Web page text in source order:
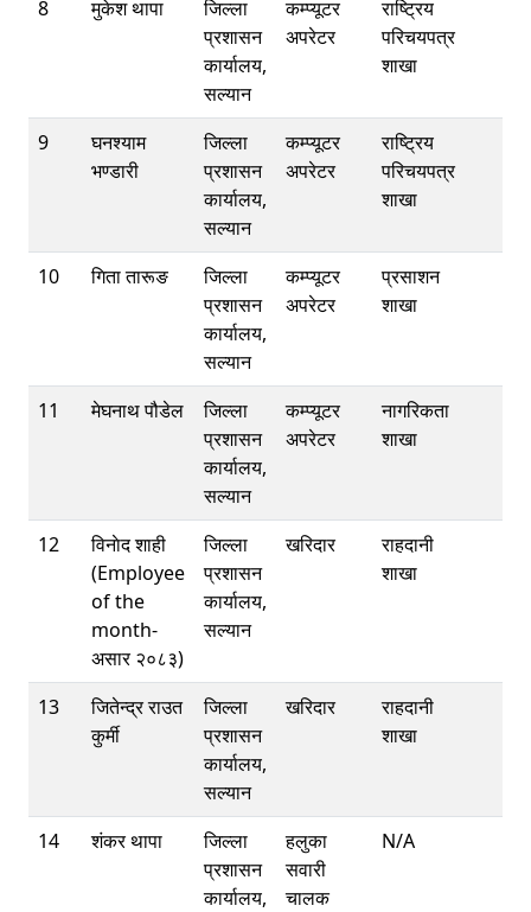
8 मुकेश थापा
जिल्ला
प्रशासन
कार्यालय,
सल्यान
कम्प्यूटर
अपरेटर
राष्ट्रिय
परिचयपत्र
शाखा
9
घनश्याम
भण्डारी
जिल्ला
प्रशासन
कार्यालय,
सल्यान
कम्प्यूटर
अपरेटर
राष्ट्रिय
परिचयपत्र
शाखा
10 गिता तारूङ
जिल्ला
प्रशासन
कार्यालय,
सल्यान
कम्प्यूटर
अपरेटर
प्रसाशन
शाखा
11 मेघनाथ पौडेल
जिल्ला
प्रशासन
कार्यालय,
सल्यान
कम्प्यूटर
अपरेटर
नागरिकता
शाखा
12
विनाेद शाही
(Employee
of the
month-
असार २०८३)
जिल्ला
प्रशासन
कार्यालय,
सल्यान
खरिदार
राहदानी
शाखा
13
जितेन्द्र राउत
कुर्मी
जिल्ला
प्रशासन
कार्यालय,
सल्यान
खरिदार
राहदानी
शाखा
14 शंकर थापा
जिल्ला
प्रशासन
कार्यालय,
हलुका
सवारी
चालक
N/A